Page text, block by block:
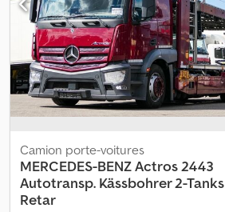
Camion porte-voitures
MERCEDES-BENZActros 2443
Autotransp. Kässbohrer 2-Tanks
Retar